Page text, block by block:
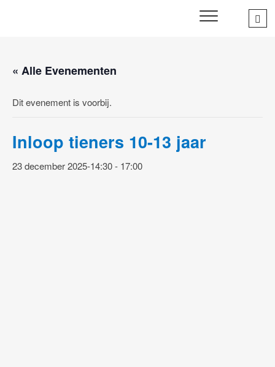
WIJ ZETTEN ONS IN VOOR HET WELZIJN EN VERBINDEN
« Alle Evenementen
Dit evenement is voorbij.
Inloop tieners 10-13 jaar
23 december 2025-14:30- 17:00